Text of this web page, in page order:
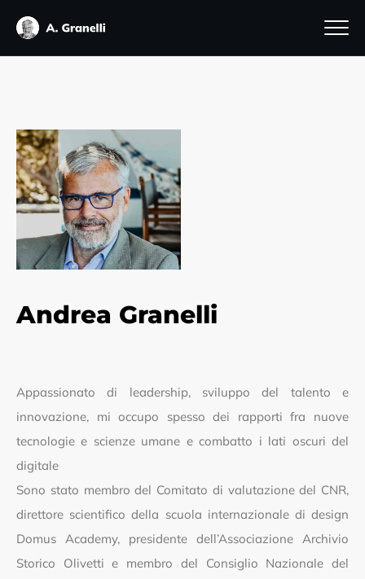
Andrea Granelli
Appassionato di leadership, sviluppo del talento e
innovazione, mi occupo spesso dei rapporti fra nuove
tecnologie e scienze umane e combatto i lati oscuri del
digitale
Sono stato membro del Comitato di valutazione del CNR,
direttore scientifico della scuola internazionale di design
Domus Academy, presidente dell’Associazione Archivio
Storico Olivetti e membro del Consiglio Nazionale del